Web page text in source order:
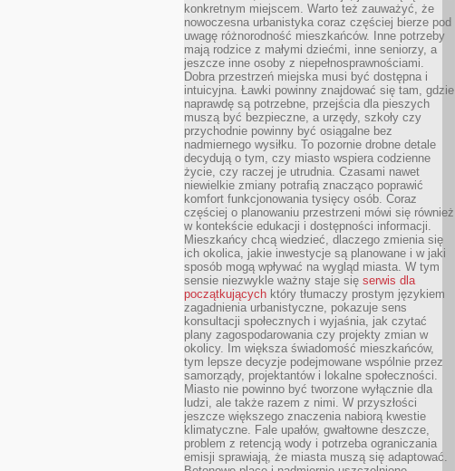
konkretnym miejscem. Warto też zauważyć, że
nowoczesna urbanistyka coraz częściej bierze pod
uwagę różnorodność mieszkańców. Inne potrzeby
mają rodzice z małymi dziećmi, inne seniorzy, a
jeszcze inne osoby z niepełnosprawnościami.
Dobra przestrzeń miejska musi być dostępna i
intuicyjna. Ławki powinny znajdować się tam, gdzie
naprawdę są potrzebne, przejścia dla pieszych
muszą być bezpieczne, a urzędy, szkoły czy
przychodnie powinny być osiągalne bez
nadmiernego wysiłku. To pozornie drobne detale
decydują o tym, czy miasto wspiera codzienne
życie, czy raczej je utrudnia. Czasami nawet
niewielkie zmiany potrafią znacząco poprawić
komfort funkcjonowania tysięcy osób. Coraz
częściej o planowaniu przestrzeni mówi się również
w kontekście edukacji i dostępności informacji.
Mieszkańcy chcą wiedzieć, dlaczego zmienia się
ich okolica, jakie inwestycje są planowane i w jaki
sposób mogą wpływać na wygląd miasta. W tym
sensie niezwykle ważny staje się serwis dla
początkujących który tłumaczy prostym językiem
zagadnienia urbanistyczne, pokazuje sens
konsultacji społecznych i wyjaśnia, jak czytać
plany zagospodarowania czy projekty zmian w
okolicy. Im większa świadomość mieszkańców,
tym lepsze decyzje podejmowane wspólnie przez
samorządy, projektantów i lokalne społeczności.
Miasto nie powinno być tworzone wyłącznie dla
ludzi, ale także razem z nimi. W przyszłości
jeszcze większego znaczenia nabiorą kwestie
klimatyczne. Fale upałów, gwałtowne deszcze,
problem z retencją wody i potrzeba ograniczania
emisji sprawiają, że miasta muszą się adaptować.